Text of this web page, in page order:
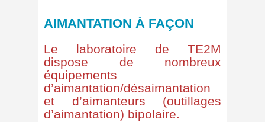
AIMANTATION À FAÇON
Le laboratoire de TE2M
dispose de nombreux
équipements
d’aimantation/désaimantation
et d’aimanteurs (outillages
d’aimantation) bipolaire.